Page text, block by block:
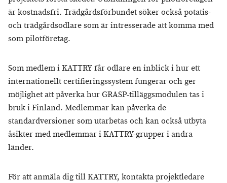
är kostnadsfri. Trädgårdsförbundet söker också potatis-
och trädgårdsodlare som är intresserade att komma med
som pilotföretag.
Som medlem i KATTRY får odlare en inblick i hur ett
internationellt certifieringssystem fungerar och ger
möjlighet att påverka hur GRASP-tilläggsmodulen tas i
bruk i Finland. Medlemmar kan påverka de
standardversioner som utarbetas och kan också utbyta
åsikter med medlemmar i KATTRY-grupper i andra
länder.
För att anmäla dig till KATTRY, kontakta projektledare